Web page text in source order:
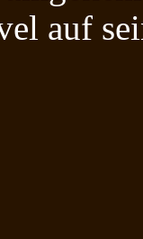
auf